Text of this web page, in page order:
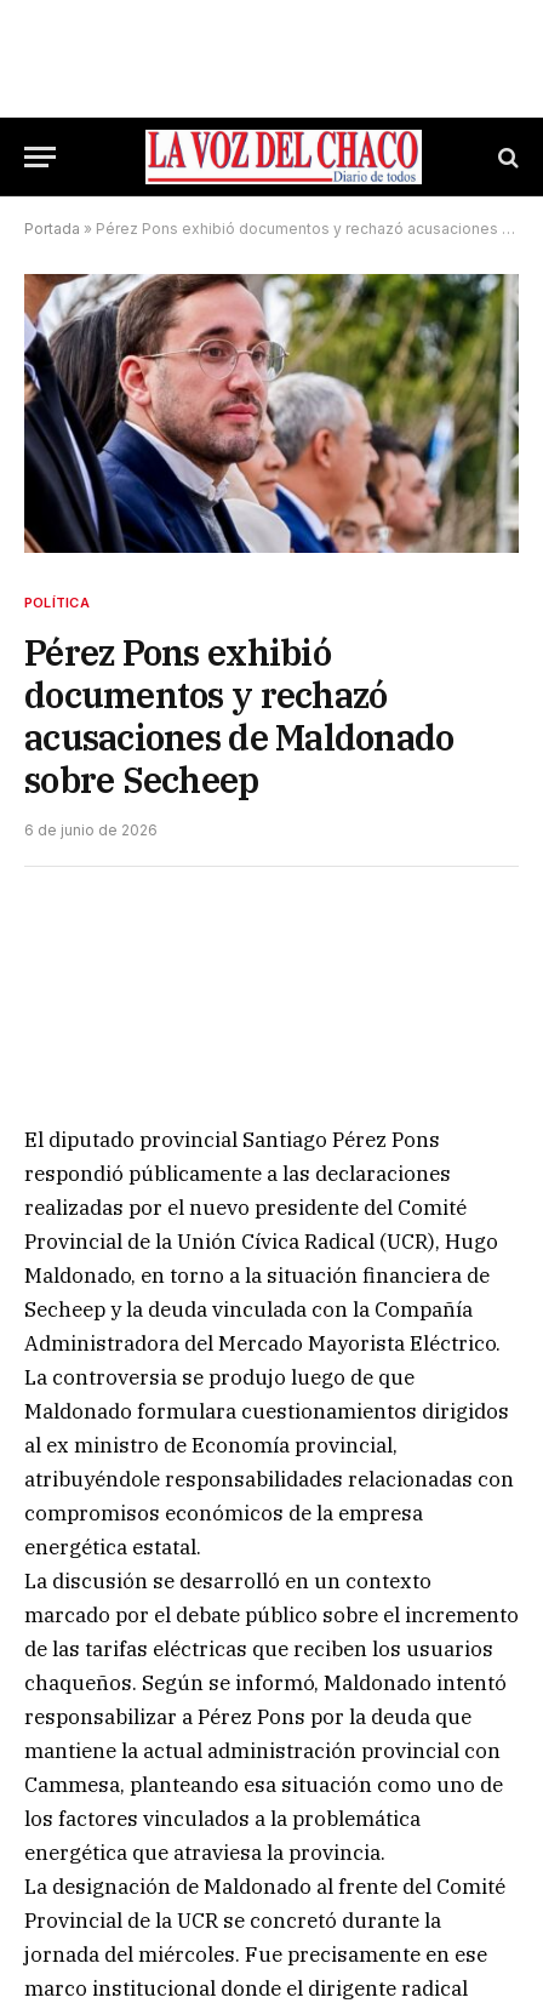
Portada » Pérez Pons exhibió documentos y rechazó acusaciones de Maldonado sobre Secheep
POLÍTICA
Pérez Pons exhibió
documentos y rechazó
acusaciones de Maldonado
sobre Secheep
6 de junio de 2026
El diputado provincial Santiago Pérez Pons
respondió públicamente a las declaraciones
realizadas por el nuevo presidente del Comité
Provincial de la Unión Cívica Radical (UCR), Hugo
Maldonado, en torno a la situación financiera de
Secheep y la deuda vinculada con la Compañía
Administradora del Mercado Mayorista Eléctrico.
La controversia se produjo luego de que
Maldonado formulara cuestionamientos dirigidos
al ex ministro de Economía provincial,
atribuyéndole responsabilidades relacionadas con
compromisos económicos de la empresa
energética estatal.
La discusión se desarrolló en un contexto
marcado por el debate público sobre el incremento
de las tarifas eléctricas que reciben los usuarios
chaqueños. Según se informó, Maldonado intentó
responsabilizar a Pérez Pons por la deuda que
mantiene la actual administración provincial con
Cammesa, planteando esa situación como uno de
los factores vinculados a la problemática
energética que atraviesa la provincia.
La designación de Maldonado al frente del Comité
Provincial de la UCR se concretó durante la
jornada del miércoles. Fue precisamente en ese
marco institucional donde el dirigente radical